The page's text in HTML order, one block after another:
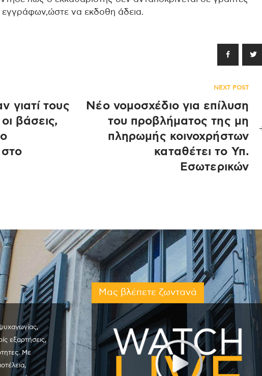
να
μειώσετε
εγγράφων,ώστε να εκδοθη άδεια.
γιατί τους
βάσεις,
NEXT POST
Νέο νομοσχέδιο για επίλυση
του προβλήματος της μη
πληρωμής κοινοχρήστων
καταθέτει το Υπ.
Εσωτερικών
εξαρτήσεις,
Με
Μας βλέπετε ζωντανά